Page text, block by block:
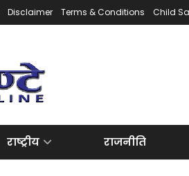
Disclaimer Terms & Conditions Child
राष्ट्रीय राजनीति